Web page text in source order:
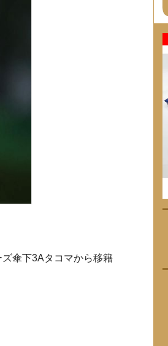
傘下3Aタコマから移籍